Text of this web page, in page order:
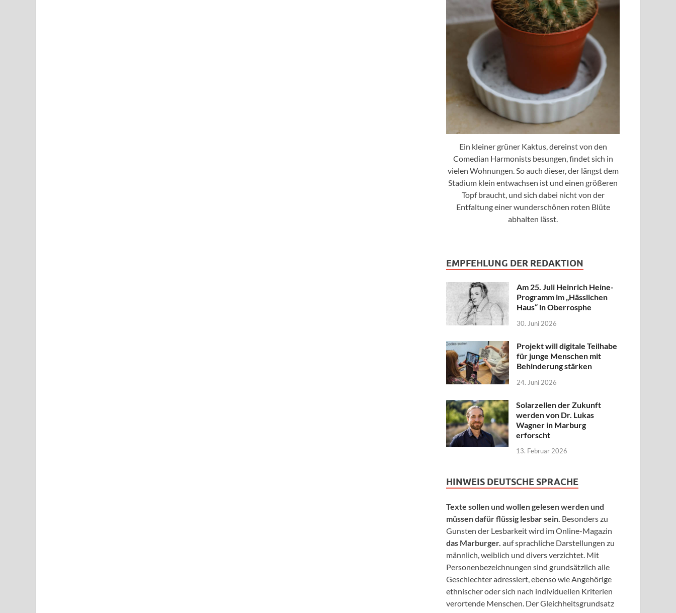
Ein kleiner grüner Kaktus, dereinst von den
Comedian Harmonists besungen, findet sich in
vielen Wohnungen. So auch dieser, der längst dem
Stadium klein entwachsen ist und einen größeren
Topf braucht, und sich dabei nicht von der
Entfaltung einer wunderschönen roten Blüte
abhalten lässt.
EMPFEHLUNG DER REDAKTION
Am 25. Juli Heinrich Heine-
Programm im „Hässlichen
Haus“ in Oberrosphe
30. Juni 2026
Projekt will digitale Teilhabe
für junge Menschen mit
Behinderung stärken
24. Juni 2026
Solarzellen der Zukunft
werden von Dr. Lukas
Wagner in Marburg
erforscht
13. Februar 2026
HINWEIS DEUTSCHE SPRACHE
Texte sollen und wollen gelesen werden und
müssen dafür flüssig lesbar sein. Besonders zu
Gunsten der Lesbarkeit wird im Online-Magazin
das Marburger. auf sprachliche Darstellungen zu
männlich, weiblich und divers verzichtet. Mit
Personenbezeichnungen sind grundsätzlich alle
Geschlechter adressiert, ebenso wie Angehörige
ethnischer oder sich nach individuellen Kriterien
verortende Menschen. Der Gleichheitsgrundsatz